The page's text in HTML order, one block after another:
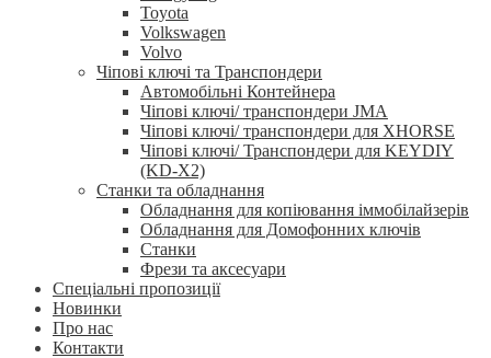
Toyota
Volkswagen
Volvo
Чіпові ключі та Транспондери
Автомобільні Контейнера
Чіпові ключі/ транспондери JMA
Чіпові ключі/ транспондери для XHORSE
Чіпові ключі/ Транспондери для KEYDIY
(KD-X2)
Станки та обладнання
Обладнання для копіювання іммобілайзерів
Обладнання для Домофонних ключів
Станки
Фрези та аксесуари
Спеціальні пропозиції
Новинки
Про нас
Контакти